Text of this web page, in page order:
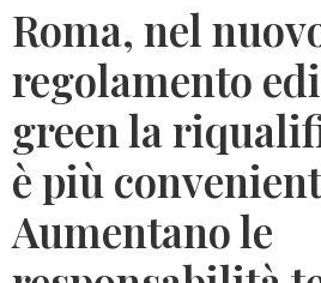
Roma, nel
regolamento
green la
è più
Aumentano le